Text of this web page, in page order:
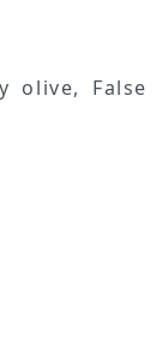
olive, False